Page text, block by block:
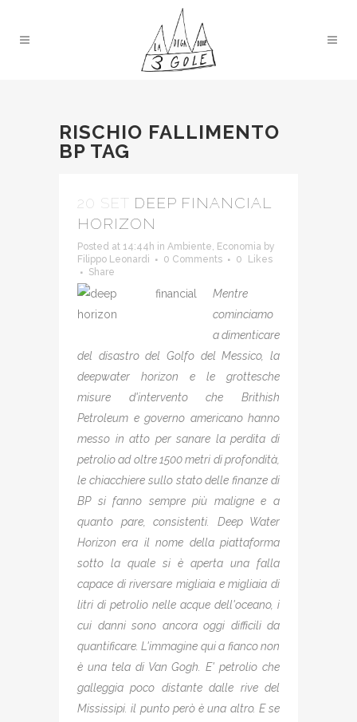
RISCHIO FALLIMENTO
BP TAG
20 SET DEEP FINANCIAL
HORIZON
Posted at 14:44h in Ambiente, Economia by
Filippo Leonardi
0 Comments 0
Likes
Share
Mentre
cominciamo
a dimenticare
del disastro del Golfo del Messico, la
deepwater horizon e le grottesche
misure d'intervento che Brithish
Petroleum e governo americano hanno
messo in atto per sanare la perdita di
petrolio ad oltre 1500 metri di profondità,
le chiacchiere sullo stato delle finanze di
BP si fanno sempre più maligne e a
quanto pare, consistenti. Deep Water
Horizon era il nome della piattaforma
sotto la quale si è aperta una falla
capace di riversare migliaia e migliaia di
litri di petrolio nelle acque dell'oceano, i
cui danni sono ancora oggi difficili da
quantificare. L'immagine qui a fianco non
è una tela di Van Gogh. E' petrolio che
galleggia poco distante dalle rive del
Mississipi. il punto però è una altro. E se